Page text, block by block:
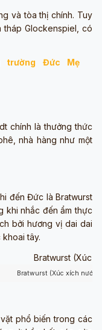
và tòa thị chính. Tuy
tháp Glockenspiel, có
trường Đức Mẹ
chính là thưởng thức
nhà hàng như một
đến Đức là Bratwurst
khi nhắc đến ẩm thực
bởi hương vị dai dai
tây.
Bratwurst (Xúc xích
phổ biến trong các